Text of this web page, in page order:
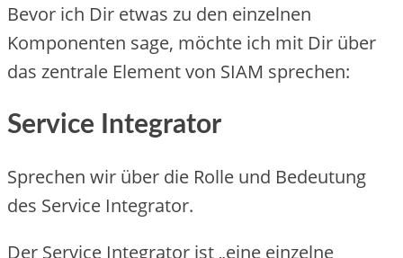
Bevor ich Dir etwas zu den einzelnen
Komponenten sage, möchte ich mit Dir über
das zentrale Element von SIAM sprechen:
Service Integrator
Sprechen wir über die Rolle und Bedeutung
des Service Integrator.
Der Service Integrator ist „eine einzelne